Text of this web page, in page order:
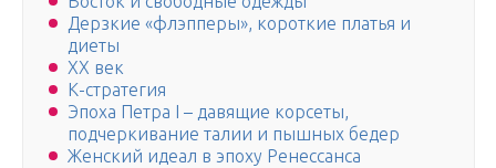
Дерзкие «флэпперы», короткие платья и
диеты
XX век
К-стратегия
Эпоха Петра I – давящие корсеты,
подчеркивание талии и пышных бедер
Женский идеал в эпоху Ренессанса